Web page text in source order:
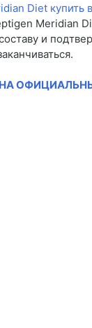
Meridian
и
НА